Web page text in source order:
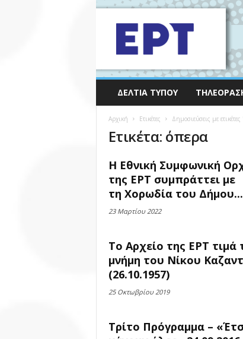
ΔΕΛΤΊΑ ΤΎΠΟΥ
Αρχική Ετικέτες Δημοσιεύσεις με
Ετικέτα: όπερα
Η Εθνική Συμφωνική
της ΕΡΤ συμπράττει με
τη Χορωδία του Δήμου...
23 Μαρτίου 2022
Το Αρχείο της ΕΡΤ τιμά
μνήμη του Νίκου
(26.10.1957)
25 Οκτωβρίου 2019
Τρίτο Πρόγραμμα –